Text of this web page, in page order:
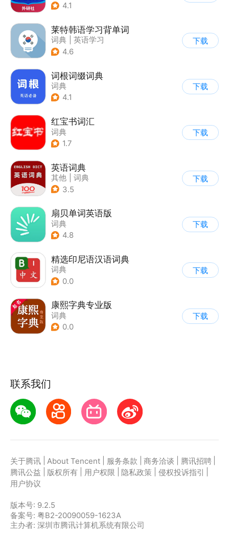
4.1
莱特韩语学习背单词
词典
英语学习
4.6
下载
词根词缀词典
词典
4.1
下载
红宝书词汇
词典
1.7
下载
英语词典
其他
词典
3.5
下载
扇贝单词英语版
词典
4.8
下载
精选印尼语汉语词典
词典
0.0
下载
康熙字典专业版
词典
0.0
下载
联系我们
关于腾讯 About Tencent 服务条款 商务洽谈 腾讯招聘
腾讯公益
版权所有 用户权限 隐私政策 侵权投诉指引
用户协议
版本号: 9.2.5
备案号: 粤B2-20090059-1623A
主办者: 深圳市腾讯计算机系统有限公司